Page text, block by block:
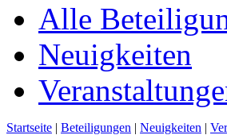
Alle
Neuigkeiten
Startseite | Beteiligungen | Neuigkeiten |